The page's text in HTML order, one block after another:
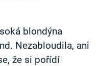
blondýna
Nezabloudila, ani
že si pořídí